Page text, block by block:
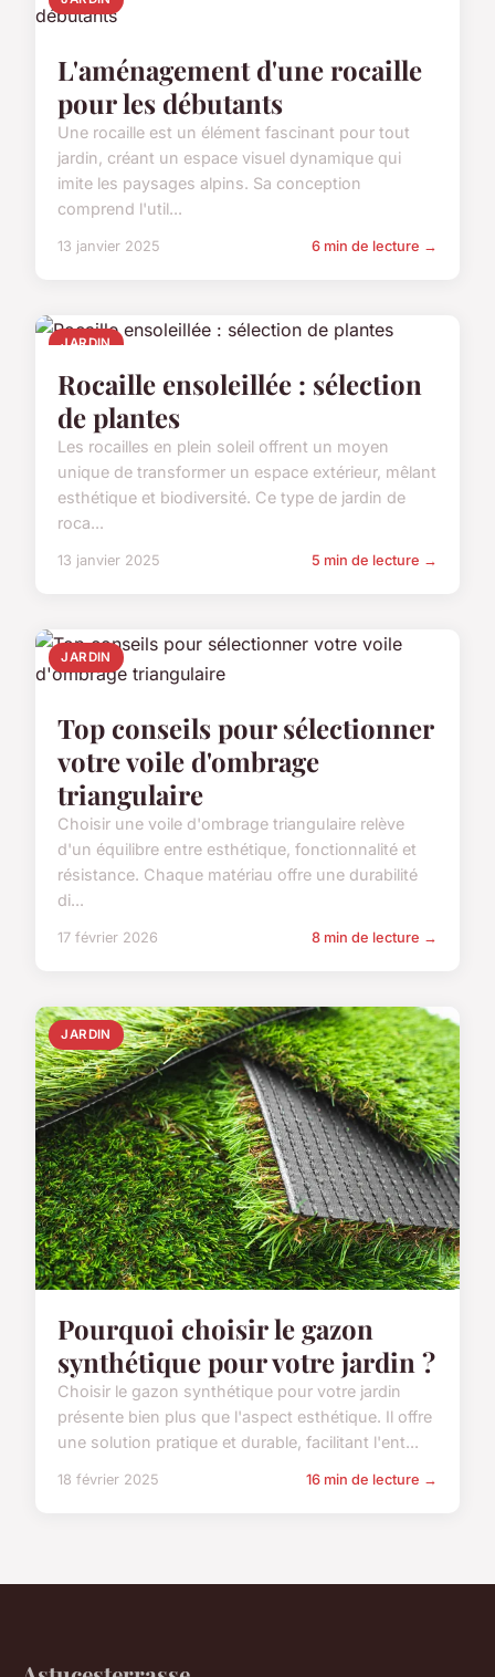
L'aménagement d'une rocaille
pour les débutants
Une rocaille est un élément fascinant pour tout
jardin, créant un espace visuel dynamique qui
imite les paysages alpins. Sa conception
comprend l'util...
13 janvier 2025 6 min de lecture →
JARDIN
Rocaille ensoleillée : sélection
de plantes
Les rocailles en plein soleil offrent un moyen
unique de transformer un espace extérieur, mêlant
esthétique et biodiversité. Ce type de jardin de
roca...
13 janvier 2025 5 min de lecture →
JARDIN
Top conseils pour sélectionner
votre voile d'ombrage
triangulaire
Choisir une voile d'ombrage triangulaire relève
d'un équilibre entre esthétique, fonctionnalité et
résistance. Chaque matériau offre une durabilité
di...
17 février 2026 8 min de lecture →
JARDIN
Pourquoi choisir le gazon
synthétique pour votre jardin ?
Choisir le gazon synthétique pour votre jardin
présente bien plus que l'aspect esthétique. Il offre
une solution pratique et durable, facilitant l'ent...
18 février 2025 16 min de lecture →